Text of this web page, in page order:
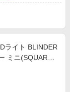
ライト BLINDER
ミニ(SQUARE